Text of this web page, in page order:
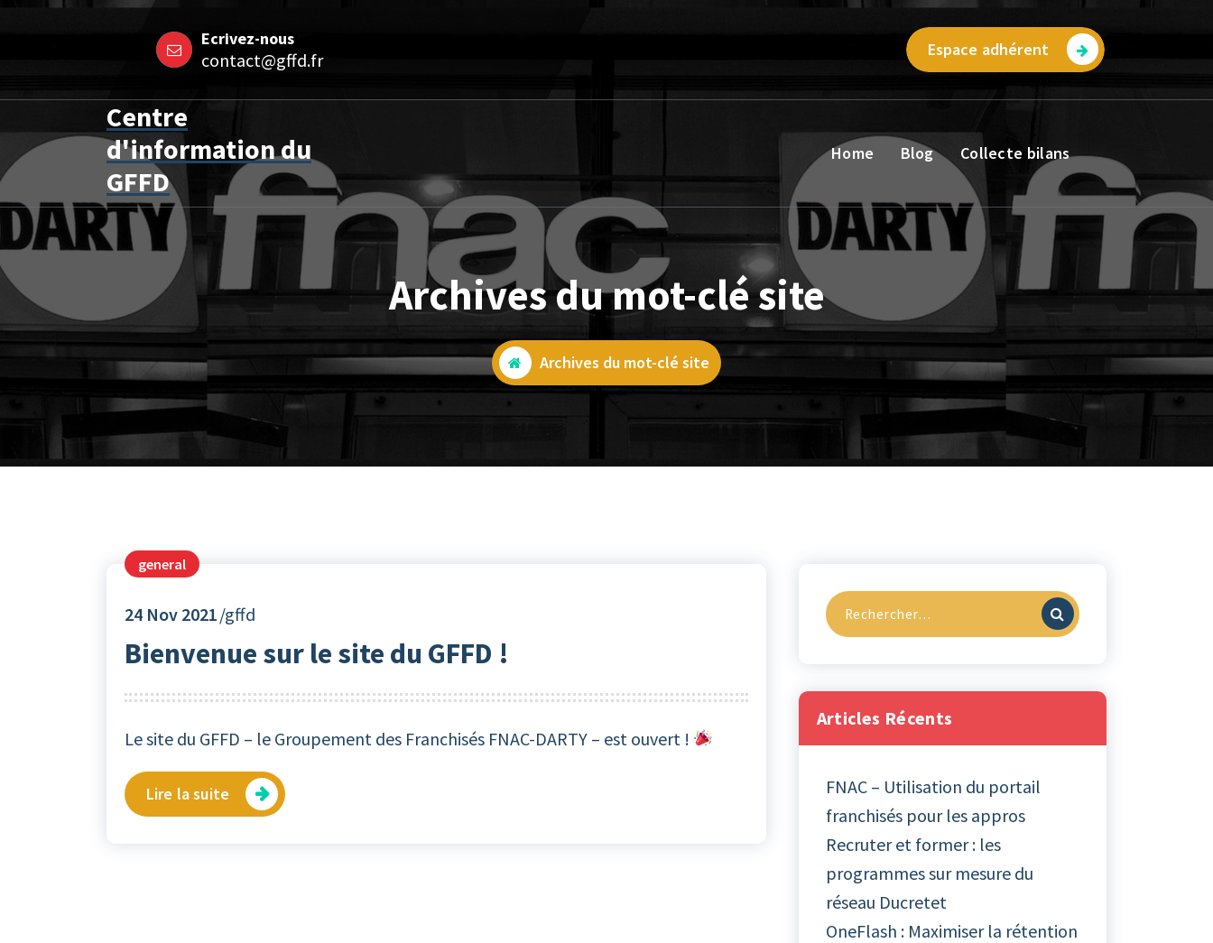
Ecrivez-nous
contact@gffd.fr Espace adhérent
Centre
d'information du
GFFD
Home Blog Collecte bilans
Archives du mot-clé site
Archives du mot-clé site
general
24 Nov 2021 gffd
Bienvenue sur le site du GFFD !
Le site du GFFD – le Groupement des Franchisés FNAC-DARTY – est ouvert !
Lire la suite
Recherche
pour :
Articles Récents
FNAC – Utilisation du portail
franchisés pour les appros
Recruter et former : les
programmes sur mesure du
réseau Ducretet
OneFlash : Maximiser la rétention